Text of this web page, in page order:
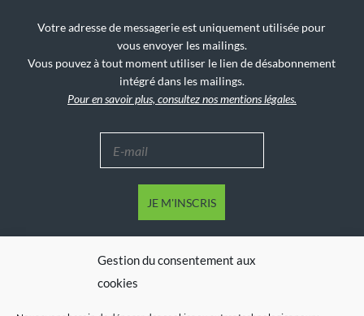
Gestion du consentement aux
cookies
Votre adresse de messagerie est uniquement utilisée pour
vous envoyer les mailings.
Vous pouvez à tout moment utiliser le lien de désabonnement
intégré dans les mailings.
Pour en savoir plus, consultez nos mentions légales.